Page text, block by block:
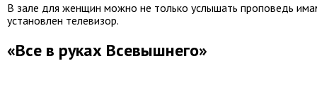
В зале для женщин можно не только услышать проповедь
установлен телевизор.
«Все в руках Всевышнего»